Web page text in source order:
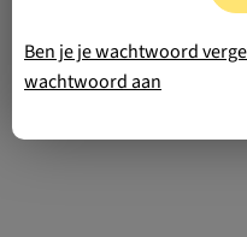
Ben je je wachtwoord
wachtwoord aan